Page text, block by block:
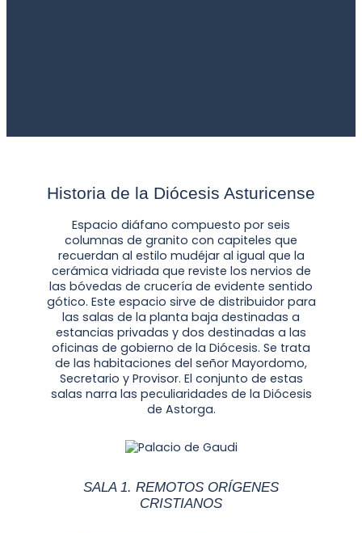
Historia de la Diócesis Asturicense
Espacio diáfano compuesto por seis
columnas de granito con capiteles que
recuerdan al estilo mudéjar al igual que la
cerámica vidriada que reviste los nervios de
las bóvedas de crucería de evidente sentido
gótico. Este espacio sirve de distribuidor para
las salas de la planta baja destinadas a
estancias privadas y dos destinadas a las
oficinas de gobierno de la Diócesis. Se trata
de las habitaciones del señor Mayordomo,
Secretario y Provisor. El conjunto de estas
salas narra las peculiaridades de la Diócesis
de Astorga.
SALA 1. REMOTOS ORÍGENES
CRISTIANOS